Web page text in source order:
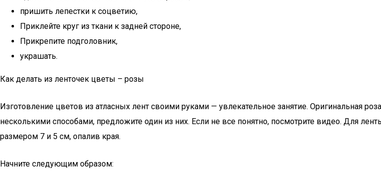
пришить лепестки к соцветию,
Приклейте круг из ткани к задней стороне,
Прикрепите подголовник,
украшать.
Как делать из ленточек цветы – розы
Изготовление цветов из атласных лент своими руками — увлекательное занятие. Оригинальная
несколькими способами, предложите один из них. Если не все понятно, посмотрите видео. Для
размером 7 и 5 см, опалив края.
Начните следующим образом: